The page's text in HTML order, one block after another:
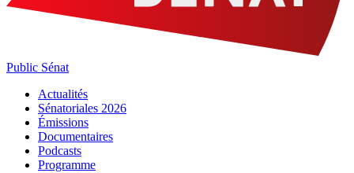
Public Sénat
Actualités
Sénatoriales 2026
Émissions
Documentaires
Podcasts
Programme